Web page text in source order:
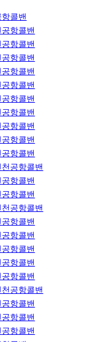
콜밴
항콜밴
항콜밴
항콜밴
항콜밴
항콜밴
항콜밴
항콜밴
항콜밴
항콜밴
항콜밴
공항콜밴
항콜밴
항콜밴
공항콜밴
항콜밴
항콜밴
항콜밴
항콜밴
항콜밴
공항콜밴
항콜밴
항콜밴
항콜밴